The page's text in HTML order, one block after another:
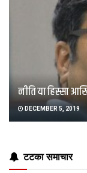
नीति या हिस्सा
DECEMBER 5, 2019
टटका समाचार